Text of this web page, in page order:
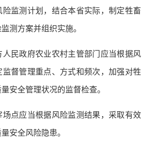
险监测计划，结合本省实际，制定牲畜
测方案并组织实施。
政府农业农村主管部门应当根据风
监督管理重点、方式和频次，加强对牲
安全管理状况的监督检查。
应当根据风险监测结果，采取有效
安全风险隐患。